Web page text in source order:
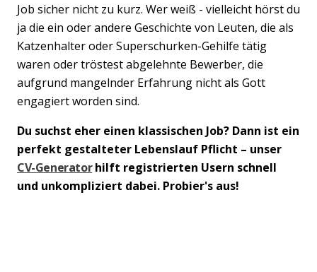
Job sicher nicht zu kurz. Wer weiß - vielleicht hörst du
ja die ein oder andere Geschichte von Leuten, die als
Katzenhalter oder Superschurken-Gehilfe tätig
waren oder tröstest abgelehnte Bewerber, die
aufgrund mangelnder Erfahrung nicht als Gott
engagiert worden sind.
Du suchst eher einen klassischen Job? Dann ist ein
perfekt gestalteter Lebenslauf Pflicht – unser
CV-Generatorhilft registrierten Usern schnell
und unkompliziert dabei. Probier's aus!